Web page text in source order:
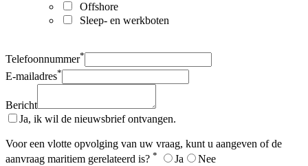
Offshore
Sleep- en werkboten
Telefoonnummer*
E-mailadres*
Bericht
Ja, ik wil de nieuwsbrief ontvangen.
Voor een vlotte opvolging van uw vraag, kunt u aangeven of de
aanvraag maritiem gerelateerd is? * Ja Nee